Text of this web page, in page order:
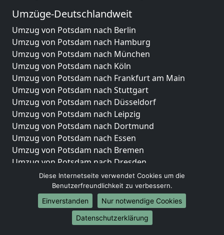
Umzüge-Deutschlandweit
Umzug von Potsdam nach Berlin
Umzug von Potsdam nach Hamburg
Umzug von Potsdam nach München
Umzug von Potsdam nach Köln
Umzug von Potsdam nach Frankfurt am Main
Umzug von Potsdam nach Stuttgart
Umzug von Potsdam nach Düsseldorf
Umzug von Potsdam nach Leipzig
Umzug von Potsdam nach Dortmund
Umzug von Potsdam nach Essen
Umzug von Potsdam nach Bremen
Umzug von Potsdam nach Dresden
Umzug von Potsdam nach Hannover
Umzug von Potsdam nach Nürnberg
Umzug von Potsdam nach Duisburg
Umzug von Potsdam nach Bochum
Umzug von Potsdam nach Wuppertal
Diese Internetseite verwendet Cookies um die
Benutzerfreundlichkeit zu verbessern.
Einverstanden
Nur notwendige Cookies
Datenschutzerklärung